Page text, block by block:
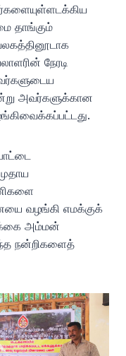
தாங்கும்
நேரடி
அவர்களுக்கான
வழங்கி எமக்குக்
அம்மன்
நன்றிகளைத்